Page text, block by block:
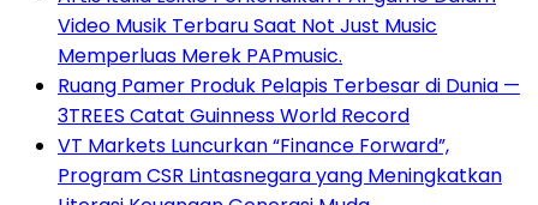
Video Musik Terbaru Saat Not Just Music
Memperluas Merek PAPmusic.
Ruang Pamer Produk Pelapis Terbesar di Dunia —
3TREES Catat Guinness World Record
VT Markets Luncurkan “Finance Forward”,
Program CSR Lintasnegara yang Meningkatkan